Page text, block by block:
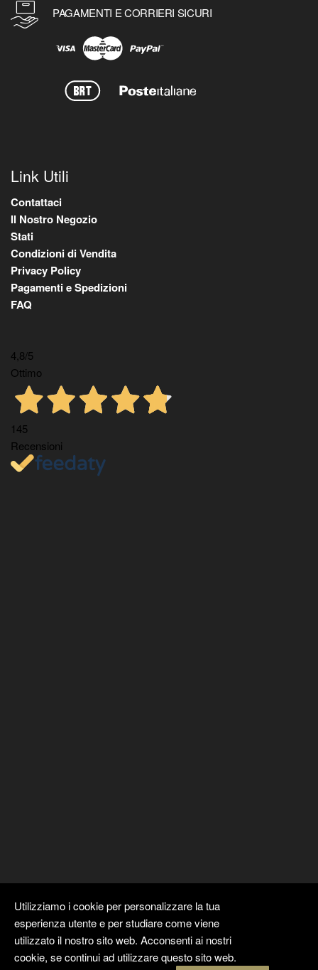
PAGAMENTI E CORRIERI SICURI
Link Utili
Contattaci
Il Nostro Negozio
Stati
Condizioni di Vendita
Privacy Policy
Pagamenti e Spedizioni
FAQ
4,8/5
Ottimo
145
Recensioni
Utilizziamo i cookie per personalizzare la tua
esperienza utente e per studiare come viene
utilizzato il nostro sito web. Acconsenti ai nostri
cookie, se continui ad utilizzare questo sito web.